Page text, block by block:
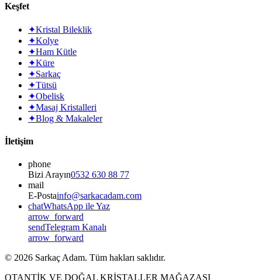
Keşfet
✦Kristal Bileklik
✦Kolye
✦Ham Kütle
✦Küre
✦Sarkaç
✦Tütsü
✦Obelisk
✦Masaj Kristalleri
✦Blog & Makaleler
İletişim
phone
Bizi Arayın0532 630 88 77
mail
E-Postainfo@sarkacadam.com
chatWhatsApp ile Yaz
arrow_forward
sendTelegram Kanalı
arrow_forward
© 2026 Sarkaç Adam. Tüm hakları saklıdır.
OTANTİK VE DOĞAL KRİSTALLER MAĞAZASI